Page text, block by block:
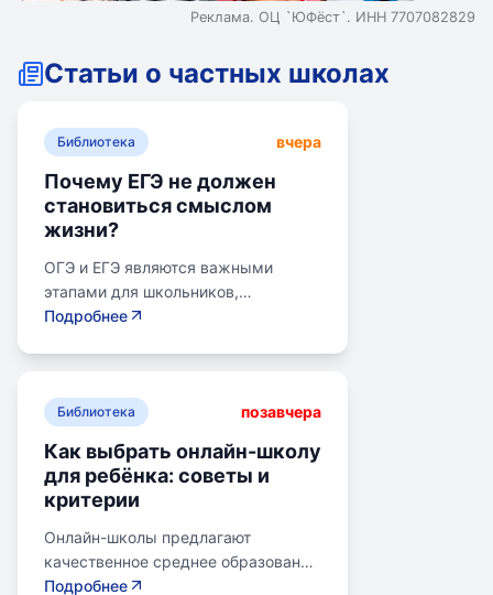
Реклама. ОЦ `ЮФёст`. ИНН 7707082829
Статьи о частных школах
Библиотека вчера
Почему ЕГЭ не должен
становиться смыслом
жизни?
ОГЭ и ЕГЭ являются важными
этапами для школьников,
готовящихся к переходу на
старшего подросткового и
помогает детям развивать
личностные навыки, получать опыт
самоопределения и выбирать
профессию. В программе школы
уделяется внимание базовым
знаниям, учебным навыкам и
Подробнее
Библиотека позавчера
Как выбрать онлайн-школу
для ребёнка: советы и
критерии
Онлайн-школы предлагают
качественное среднее образование
без привязки к району. Важно
Подробнее